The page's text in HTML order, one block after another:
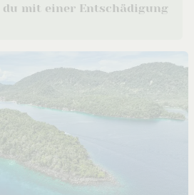
du mit einer Entschädigung